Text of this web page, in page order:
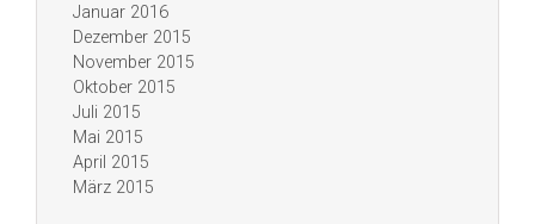
Januar 2016
Dezember 2015
November 2015
Oktober 2015
Juli 2015
Mai 2015
April 2015
März 2015